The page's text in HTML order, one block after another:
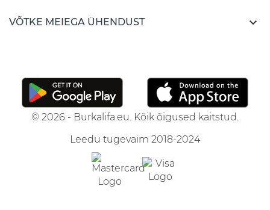
VÕTKE MEIEGA ÜHENDUST 
© 2026 - Burkalifa.eu. Kõik õigused kaitstud.
Leedu tugevaim 2018-2024